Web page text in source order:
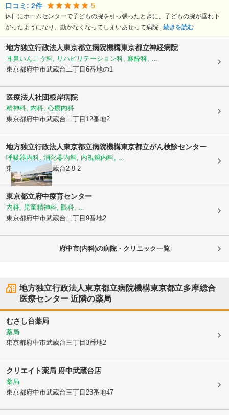
口コミ: 2件 5
休日にホームセンターで子どもの腕を引っ張ったときに、子どもの腕が垂れ下
がったようになり、動かなくなってしまいあせって病院...続きを読む
地方独立行政法人東京都立病院機構東京都立神経病院
耳鼻いんこう科, リハビリテーション科, 麻酔科, ...
東京都府中市武蔵台二丁目6番地の1
医療法人社団根岸病院
精神科, 内科, 心療内科
東京都府中市武蔵台二丁目12番地2
地方独立行政法人東京都立病院機構東京都立がん検診センター
呼吸器内科, 消化器内科, 内視鏡内科, ...
東京都府中市
武蔵台2-9-2
東京都立府中療育センター
内科, 児童精神科, 眼科, ...
東京都府中市武蔵台二丁目9番地2
府中市(内科)の病院・クリニック一覧
地方独立行政法人東京都立病院機構東京都立多摩総合
医療センター 近隣の薬局
むさし台薬局
薬局
東京都府中市武蔵台三丁目3番地2
クリエイト薬局 府中武蔵台店
薬局
東京都府中市武蔵台三丁目23番地47